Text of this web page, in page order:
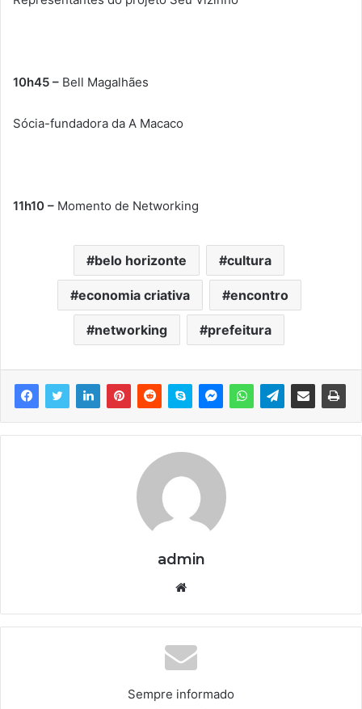
10h45 – Bell Magalhães
Sócia-fundadora da A Macaco
11h10 – Momento de Networking
belo horizonte cultura
economia criativa encontro
networking prefeitura
admin
te
Sempre informado